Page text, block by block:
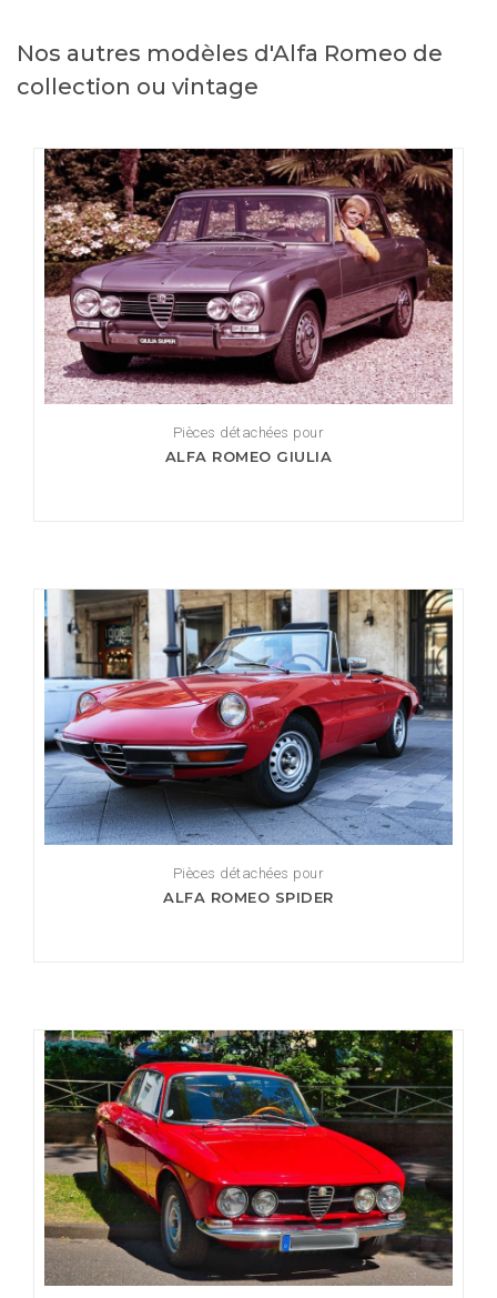
Nos autres modèles d'Alfa Romeo de
collection ou vintage
Pièces détachées pour
ALFA ROMEO GIULIA
Pièces détachées pour
ALFA ROMEO SPIDER